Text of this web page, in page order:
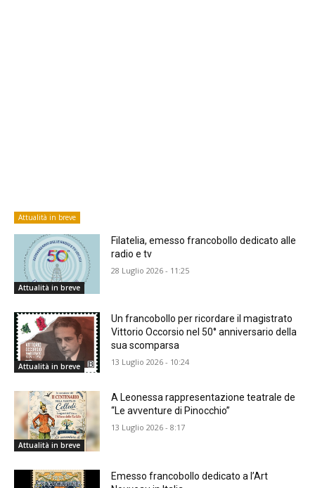
Attualità in breve
Attualità in breve
Filatelia, emesso francobollo dedicato alle
radio e tv
28 Luglio 2026 - 11:25
Attualità in breve
Un francobollo per ricordare il magistrato
Vittorio Occorsio nel 50° anniversario della
sua scomparsa
13 Luglio 2026 - 10:24
Attualità in breve
A Leonessa rappresentazione teatrale de
“Le avventure di Pinocchio”
13 Luglio 2026 - 8:17
Emesso francobollo dedicato a l’Art